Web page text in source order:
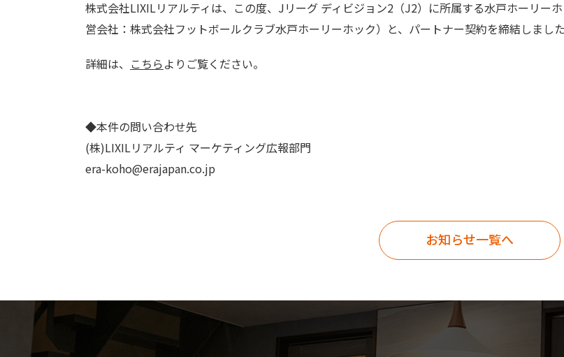
株式会社LIXILリアルティは、この度、Jリーグ ディビジョン2（J2）に所属する水戸ホーリー
営会社：株式会社フットボールクラブ水戸ホーリーホック）と、パートナー契約を締結しまし
詳細は、 こちらよりご覧ください。
◆本件の問い合わせ先
(株)LIXILリアルティ マーケティング広報部門
era-koho@erajapan.co.jp
お知らせ一覧へ